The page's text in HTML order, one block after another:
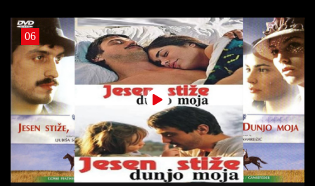
06